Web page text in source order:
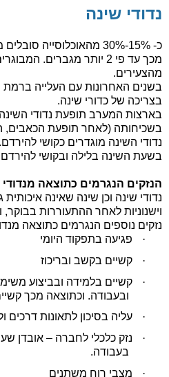
נדודי שינה
כ- 15%-30% מהאוכלוסייה
מכך עד פי 2 יותר מגברים.
מהצעירים.
בשנים האחרונות עם העלייה ברמת
בצריכה של כדורי שינה.
בארצות המערב תופעת נדודי
בשכיחותה (לאחר תופעת הכאבים,
נדודי השינה מוגדרים כקושי
בשעת השינה בלילה ובקושי
הנזקים הנגרמים כתוצאה
נדודי שינה וכן שינה שאינה
וישנוניות לאחר ההתעוררות
נזקים נוספים הנגרמים כתוצאה
·
פגיעה בתפקוד היומי
·
קשיים בקשב ובריכוז
·
קשיים בלמידה ובביצוע
ובעבודה. וכתוצאה מכך
·
עליה בסיכון לתאונות דרכים
·
נזק כלכלי לחברה – אובדן
בעבודה.
·
מצבי רוח משתנים